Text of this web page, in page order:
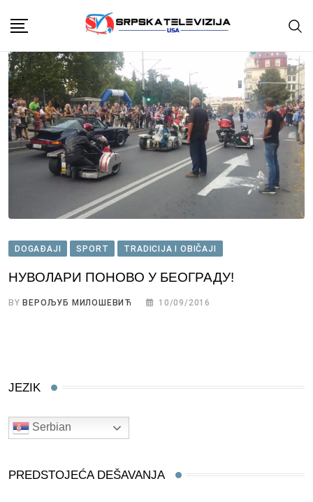
content
DOGAĐAJI SPORT TRADICIJA I OBIČAJI
НУВОЛАРИ ПОНОВО У БЕОГРАДУ!
BYВЕРОЉУБ МИЛОШЕВИЋ 10/09/2016
JEZIK
Serbian
PREDSTOJEĆA DEŠAVANJA